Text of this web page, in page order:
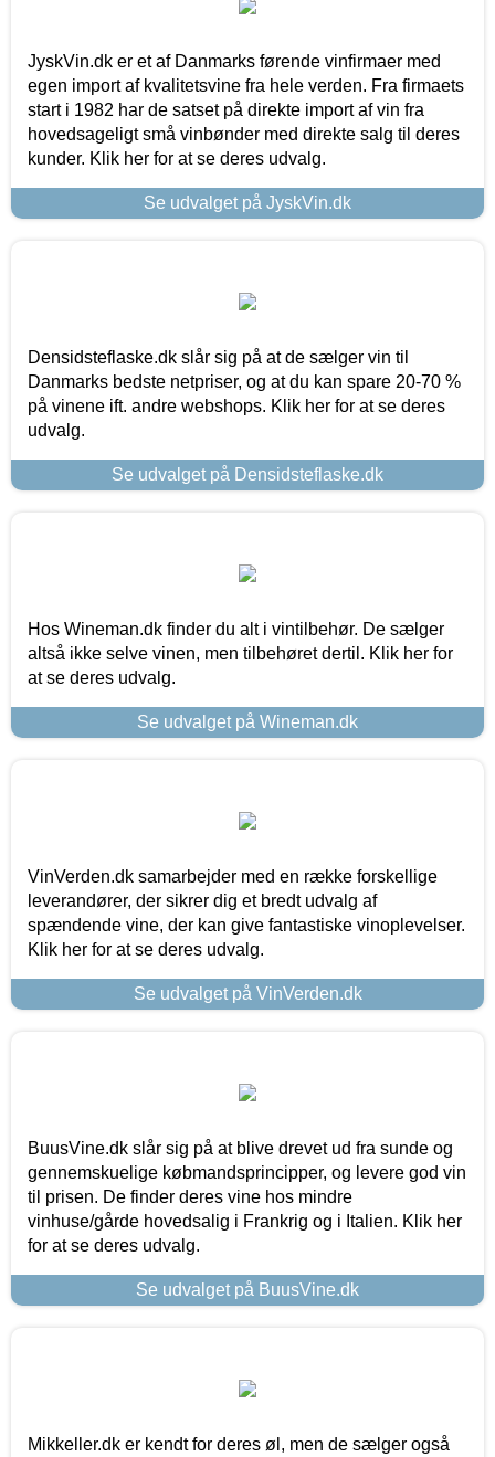
JyskVin.dk er et af Danmarks førende vinfirmaer med
egen import af kvalitetsvine fra hele verden. Fra firmaets
start i 1982 har de satset på direkte import af vin fra
hovedsageligt små vinbønder med direkte salg til deres
kunder. Klik her for at se deres udvalg.
Se udvalget på JyskVin.dk
Densidsteflaske.dk slår sig på at de sælger vin til
Danmarks bedste netpriser, og at du kan spare 20-70 %
på vinene ift. andre webshops. Klik her for at se deres
udvalg.
Se udvalget på Densidsteflaske.dk
Hos Wineman.dk finder du alt i vintilbehør. De sælger
altså ikke selve vinen, men tilbehøret dertil. Klik her for
at se deres udvalg.
Se udvalget på Wineman.dk
VinVerden.dk samarbejder med en række forskellige
leverandører, der sikrer dig et bredt udvalg af
spændende vine, der kan give fantastiske vinoplevelser.
Klik her for at se deres udvalg.
Se udvalget på VinVerden.dk
BuusVine.dk slår sig på at blive drevet ud fra sunde og
gennemskuelige købmandsprincipper, og levere god vin
til prisen. De finder deres vine hos mindre
vinhuse/gårde hovedsalig i Frankrig og i Italien. Klik her
for at se deres udvalg.
Se udvalget på BuusVine.dk
Mikkeller.dk er kendt for deres øl, men de sælger også